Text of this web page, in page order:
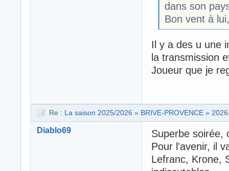
dans son
Bon vent à
Il y a des u une
la transmission
Joueur que je
Re : La saison 2025/2026 » BRIVE-PROVENCE »
Diablo69
Superbe soirée,
Pour l'avenir, il
Lefranc, Krone,